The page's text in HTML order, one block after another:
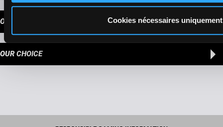
Cookies nécessaires uniquement
OUR TIPS
OUR CHOICE